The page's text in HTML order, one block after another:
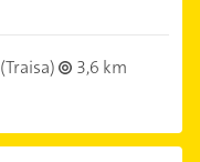
(Traisa)
3,6 km